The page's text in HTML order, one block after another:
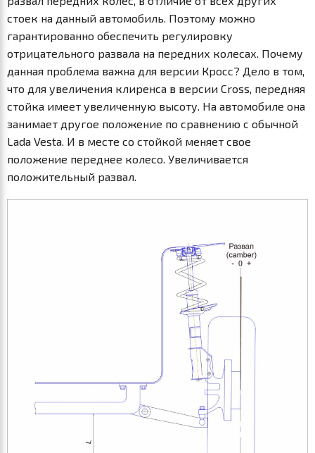
стоек на данный автомобиль. Поэтому можно
гарантированно обеспечить регулировку
отрицательного развала на передних колесах. Почему
данная проблема важна для версии Кросс? Дело в том,
что для увеличения клиренса в версии Cross, передняя
стойка имеет увеличенную высоту. На автомобиле она
занимает другое положение по сравнению с обычной
Lada Vesta. И в месте со стойкой меняет свое
положение переднее колесо. Увеличивается
положительный развал.